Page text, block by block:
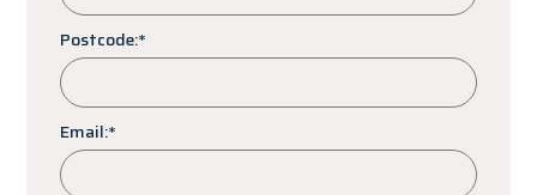
Postcode:*
Email:*